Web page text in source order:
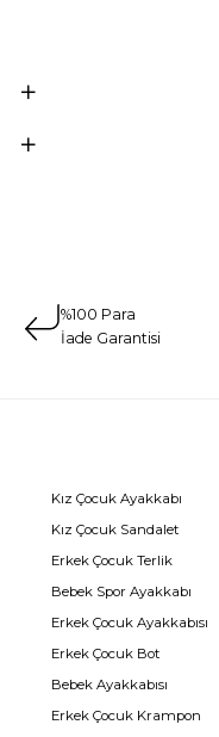
%100 Para
İade Garantisi
Kız Çocuk Ayakkabı
Kız Çocuk Sandalet
Erkek Çocuk Terlik
Bebek Spor Ayakkabı
Erkek Çocuk Ayakkabısı
Erkek Çocuk Bot
Bebek Ayakkabısı
Erkek Çocuk Krampon